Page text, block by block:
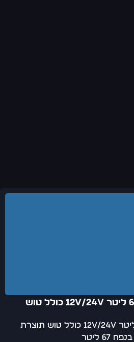
משאבה עם מיכל 67 ליטר 12v/24v כולל טוש
משאבה עם מיכל 67 ליטר 12v/24v כולל טוש תוצרת
ליטר